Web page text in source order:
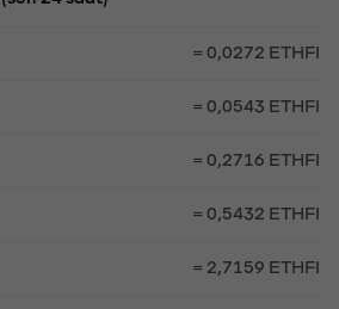
= 0,0272 ETHFI
= 0,0543 ETHFI
= 0,2716 ETHFI
= 0,5432 ETHFI
= 2,7159 ETHFI